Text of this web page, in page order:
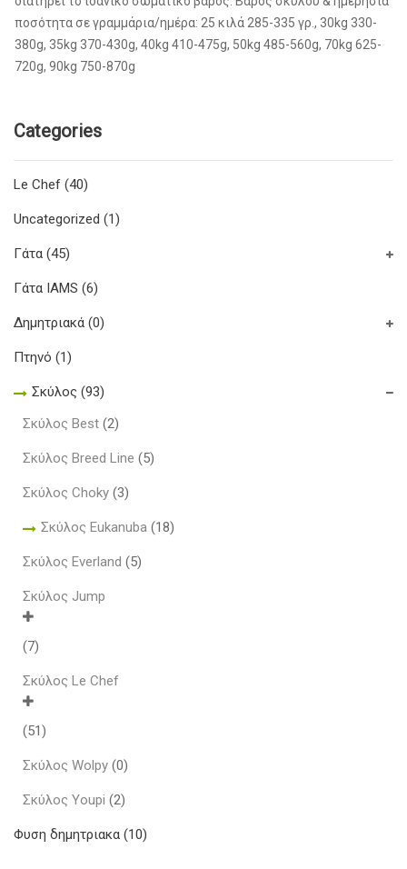
ποσότητα σε γραμμάρια/ημέρα: 25 κιλά 285-335 γρ., 30kg 330-
380g, 35kg 370-430g, 40kg 410-475g, 50kg 485-560g, 70kg 625-
720g, 90kg 750-870g
Categories
Le Chef (40)
Uncategorized (1)
Γάτα (45)
Γάτα IAMS (6)
Δημητριακά (0)
Πτηνό (1)
Σκύλος (93)
Σκύλος Best (2)
Σκύλος Breed Line (5)
Σκύλος Choky (3)
Σκύλος Eukanuba (18)
Σκύλος Everland (5)
Σκύλος Jump
(7)
Σκύλος Le Chef
(51)
Σκύλος Wolpy (0)
Σκύλος Youpi (2)
Φυση δημητριακα (10)